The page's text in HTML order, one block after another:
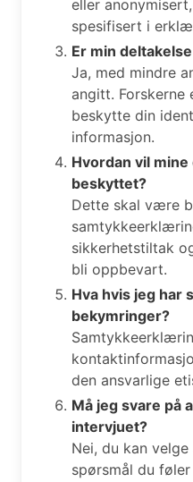
eller
spesifisert i
Er min
Ja, med mindre
angitt.
beskytte din
informasjon.
Hvordan vil
beskyttet?
Dette skal være
sikkerhetstiltak
bli oppbevart.
Hva hvis jeg har
bekymringer?
den ansvarlige
Må jeg svare på
intervjuet?
Nei, du kan
spørsmål du